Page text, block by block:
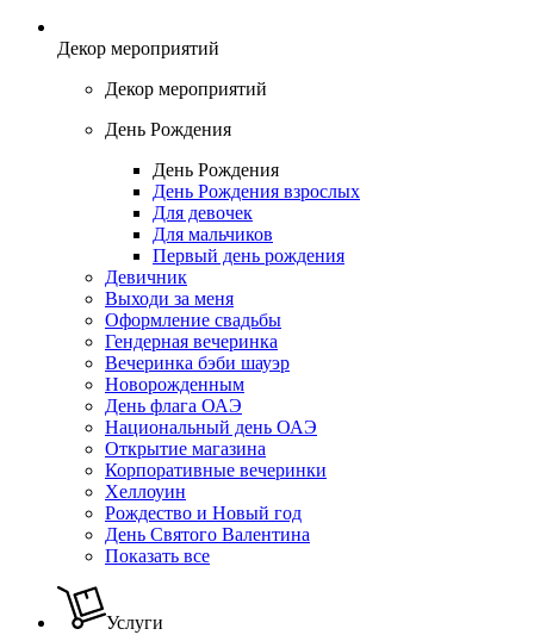
Декор мероприятий
Декор мероприятий
День Рождения
День Рождения
День Рождения взрослых
Для девочек
Для мальчиков
Первый день рождения
Девичник
Выходи за меня
Оформление свадьбы
Гендерная вечеринка
Вечеринка бэби шауэр
Новорожденным
День флага ОАЭ
Национальный день ОАЭ
Открытие магазина
Корпоративные вечеринки
Хеллоуин
Рождество и Новый год
День Святого Валентина
Показать все
Услуги